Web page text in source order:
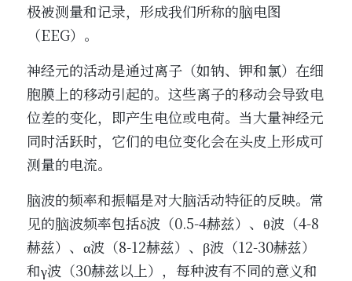
极被测量和记录，形成我们所称的脑电图
（EEG）。
神经元的活动是通过离子（如钠、钾和氯）在细
胞膜上的移动引起的。这些离子的移动会导致电
位差的变化，即产生电位或电荷。当大量神经元
同时活跃时，它们的电位变化会在头皮上形成可
测量的电流。
脑波的频率和振幅是对大脑活动特征的反映。常
见的脑波频率包括δ波（0.5-4赫兹）、θ波（4-8
赫兹）、α波（8-12赫兹）、β波（12-30赫兹）
和γ波（30赫兹以上），每种波有不同的意义和